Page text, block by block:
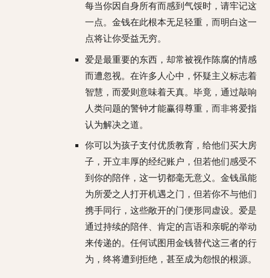
每当你因自身所有而感到气馁时，请牢记这
一点。金钱在此根本无足轻重，而明白这一
点将让你受益无穷。
爱是最重要的东西，却常被视作陈腐的情感
而遭忽视。在许多人心中，怀疑主义标志着
智慧，而爱则意味着天真。毕竟，通过敲响
人类问题的警钟才能赢得尊重，而非将爱指
认为解决之道。
你可以为孩子支付优质教育，给他们买大房
子，开立丰厚的经纪账户，但若他们感受不
到你的陪伴，这一切都毫无意义。金钱虽能
为所爱之人打开机遇之门，但若你不与他们
携手同行，这些敞开的门便形同虚设。爱是
通过持续的陪伴、肯定的言语和亲昵的举动
来传递的。任何试图用金钱替代这三者的行
为，终将遭到拒绝，甚至成为怨恨的根源。